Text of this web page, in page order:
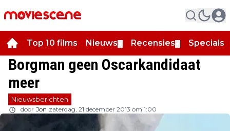
Top 10 films Nieuws Recensies Specials
Borgman geen Oscarkandidaat
meer
Nieuwsberichten
door Jon zaterdag, 21 december 2013 om 1:00